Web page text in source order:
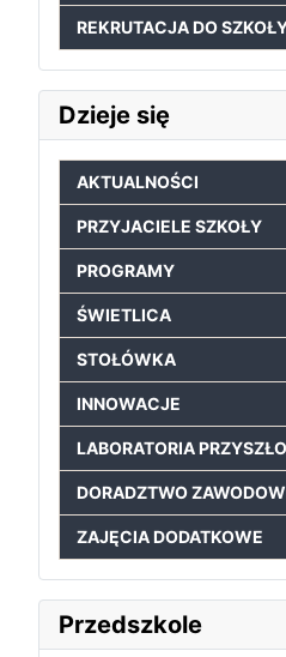
REKRUTACJA DO
Dzieje się
AKTUALNOŚCI
PRZYJACIELE SZKOŁY
PROGRAMY
ŚWIETLICA
STOŁÓWKA
INNOWACJE
LABORATORIA
DORADZTWO
ZAJĘCIA DODATKOWE
Przedszkole